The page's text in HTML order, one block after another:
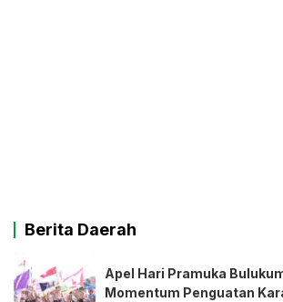
Berita Daerah
Apel Hari Pramuka
Momentum Penguatan